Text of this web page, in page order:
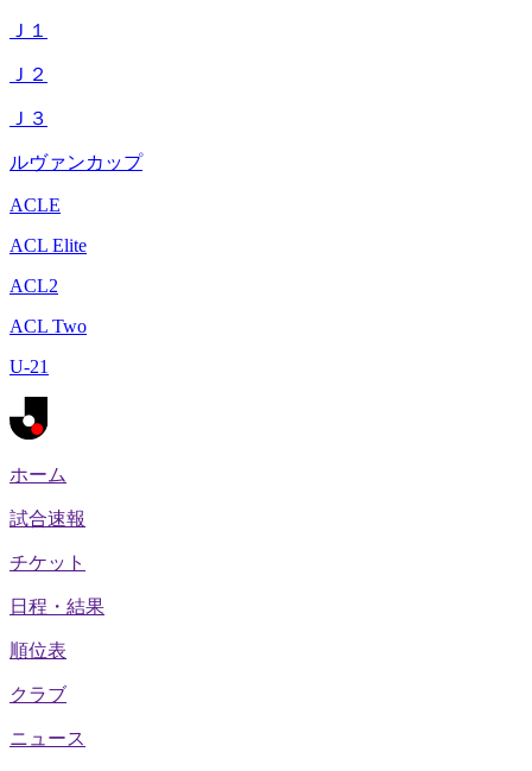
Ｊ１
Ｊ２
Ｊ３
ルヴァンカップ
ACLE
ACL Elite
ACL2
ACL Two
U-21
ホーム
試合速報
チケット
日程・結果
順位表
クラブ
ニュース